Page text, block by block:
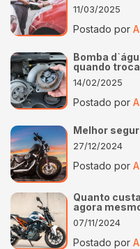
11/03/2025
Postado por
Bomba
quando
14/02/2025
Postado por
Melhor
27/12/2024
Postado por
Quanto
agora
07/11/2024
Postado por